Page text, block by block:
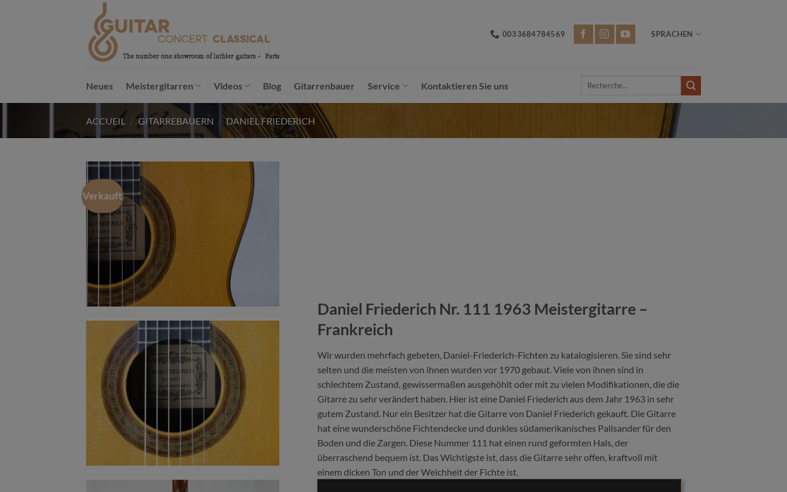
0033684784569 SPRACHEN
Neues Meistergitarren Videos Blog Gitarrenbauer Service Kontaktieren Sie uns
Recherche
ACCUEIL / GITARREBAUERN / DANIEL FRIEDERICH
Verkauft
Daniel Friederich Nr. 111 1963 Meistergitarre –
Frankreich
Wir wurden mehrfach gebeten, Daniel-Friederich-Fichten zu katalogisieren. Sie sind sehr
selten und die meisten von ihnen wurden vor 1970 gebaut. Viele von ihnen sind in
schlechtem Zustand, gewissermaßen ausgehöhlt oder mit zu vielen Modifikationen, die die
Gitarre zu sehr verändert haben. Hier ist eine Daniel Friederich aus dem Jahr 1963 in sehr
gutem Zustand. Nur ein Besitzer hat die Gitarre von Daniel Friederich gekauft. Die Gitarre
hat eine wunderschöne Fichtendecke und dunkles südamerikanisches Palisander für den
Boden und die Zargen. Diese Nummer 111 hat einen rund geformten Hals, der
überraschend bequem ist. Das Wichtigste ist, dass die Gitarre sehr offen, kraftvoll mit
einem dicken Ton und der Weichheit der Fichte ist.